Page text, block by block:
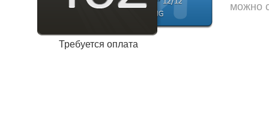
Требуется оплата
можно